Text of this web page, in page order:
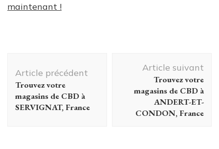
maintenant !
d'article
Article précédent
Trouvez votre
magasins de CBD à
SERVIGNAT, France
Article suivant
Trouvez votre
magasins de CBD à
ANDERT-ET-
CONDON, France